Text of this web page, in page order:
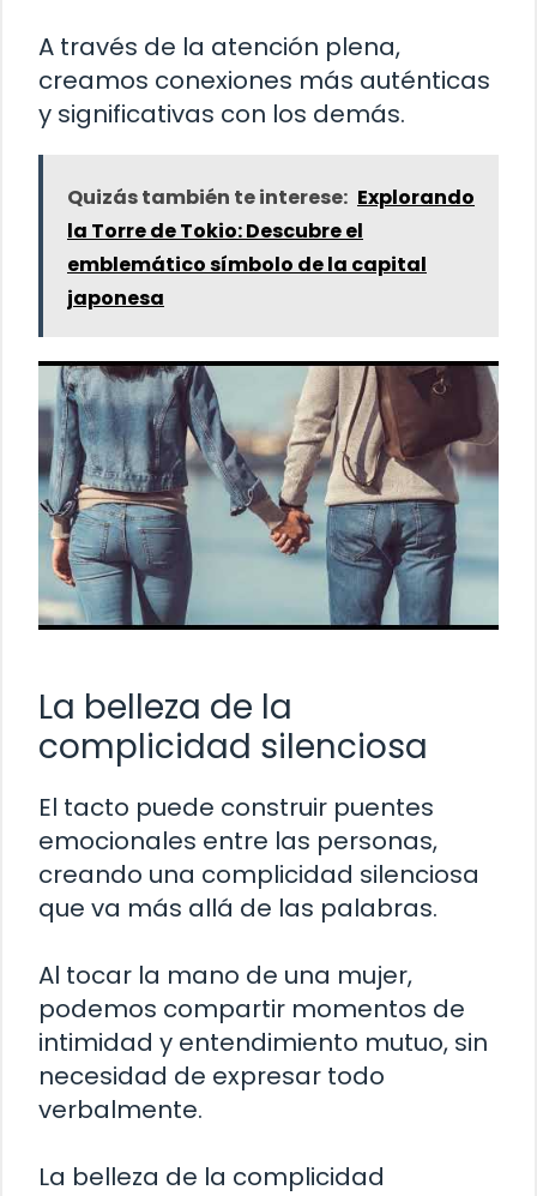
A través de la atención plena,
creamos conexiones más auténticas
y significativas con los demás.
Quizás también te interese: Explorando
la Torre de Tokio: Descubre el
emblemático símbolo de la capital
japonesa
La belleza de la
complicidad silenciosa
El tacto puede construir puentes
emocionales entre las personas,
creando una complicidad silenciosa
que va más allá de las palabras.
Al tocar la mano de una mujer,
podemos compartir momentos de
intimidad y entendimiento mutuo, sin
necesidad de expresar todo
verbalmente.
La belleza de la complicidad